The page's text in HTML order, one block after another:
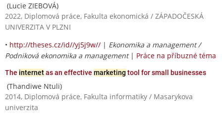
(Lucie ZIEBOVÁ)
2022, Diplomová práce, Fakulta ekonomická / ZÁPADOČESKÁ
UNIVERZITA V PLZNI
• http://theses.cz/id//yj5j9w// | Ekonomika a management /
Podniková ekonomika a management| Práce na příbuzné téma
The internetas an effective marketing tool for small businesses
(Thandiwe Ntuli)
2014, Diplomová práce, Fakulta informatiky / Masarykova
univerzita